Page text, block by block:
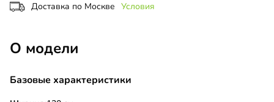
Доставка по Москве Условия
О модели
Базовые характеристики